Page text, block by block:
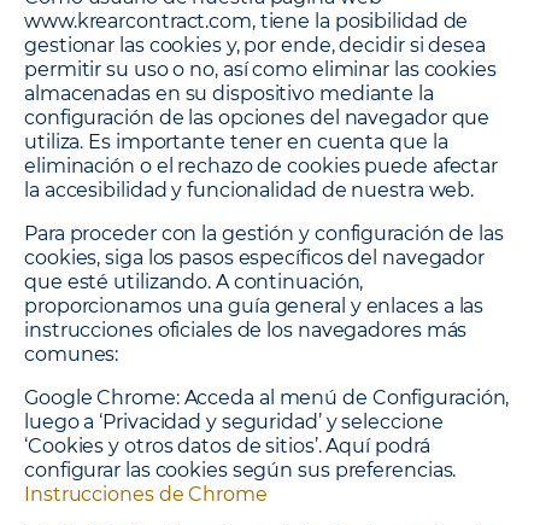
www.krearcontract.com, tiene la posibilidad de
gestionar las cookies y, por ende, decidir si desea
permitir su uso o no, así como eliminar las cookies
almacenadas en su dispositivo mediante la
configuración de las opciones del navegador que
utiliza. Es importante tener en cuenta que la
eliminación o el rechazo de cookies puede afectar
la accesibilidad y funcionalidad de nuestra web.
Para proceder con la gestión y configuración de las
cookies, siga los pasos específicos del navegador
que esté utilizando. A continuación,
proporcionamos una guía general y enlaces a las
instrucciones oficiales de los navegadores más
comunes:
Google Chrome: Acceda al menú de Configuración,
luego a ‘Privacidad y seguridad’ y seleccione
‘Cookies y otros datos de sitios’. Aquí podrá
configurar las cookies según sus preferencias.
Instrucciones de Chrome